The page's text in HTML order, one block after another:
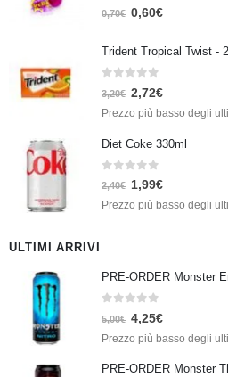
Su 5
0,70€ 0,60€
Trident Tropical Twist -
Su 5
3,20€ 2,72€
Prezzo più basso degli
Diet Coke 330ml
Su 5
2,40€ 1,99€
Prezzo più basso degli
ULTIMI ARRIVI
Su 5
5,00€ 4,25€
Prezzo più basso degli